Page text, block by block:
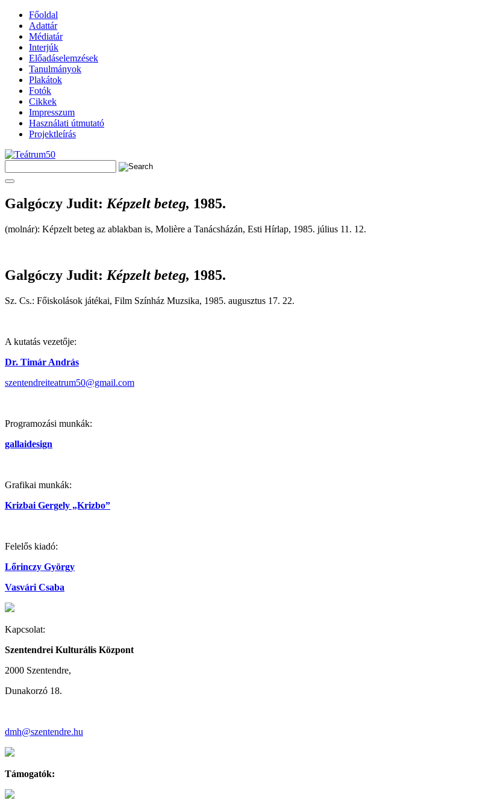
Főoldal
Adattár
Médiatár
Interjúk
Előadáselemzések
Tanulmányok
Plakátok
Fotók
Cikkek
Impresszum
Használati útmutató
Projektleírás
Galgóczy Judit: Képzelt beteg, 1985.
(molnár): Képzelt beteg az ablakban is, Molière a Tanácsházán, Esti Hírlap, 1985. július 11. 12.
Galgóczy Judit: Képzelt beteg, 1985.
Sz. Cs.: Főiskolások játékai, Film Színház Muzsika, 1985. augusztus 17. 22.
A kutatás vezetője:
Dr. Timár András
szentendreiteatrum50@gmail.com
Programozási munkák:
gallaidesign
Grafikai munkák:
Krizbai Gergely „Krizbo”
Felelős kiadó:
Lőrinczy György
Vasvári Csaba
Kapcsolat:
Szentendrei Kulturális Központ
2000 Szentendre,
Dunakorzó 18.
dmh@szentendre.hu
Támogatók: